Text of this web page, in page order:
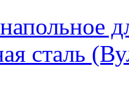
сталь